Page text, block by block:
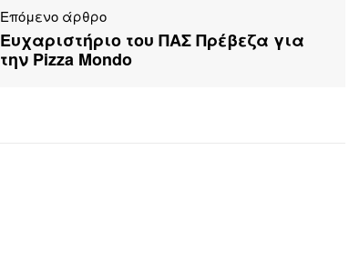
Επόμενο άρθρο
Ευχαριστήριο του ΠΑΣ Πρέβεζα για
την Pizza Mondo